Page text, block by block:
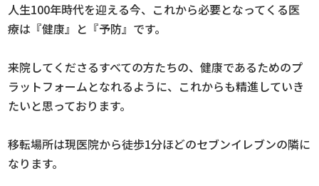
人生100年時代を迎える今、これから必要となってくる医
療は『健康』と『予防』です。
来院してくださるすべての方たちの、健康であるためのプ
ラットフォームとなれるように、これからも精進していき
たいと思っております。
移転場所は現医院から徒歩1分ほどのセブンイレブンの隣に
なります。